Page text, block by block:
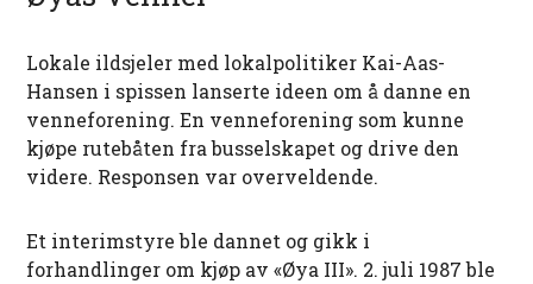
Lokale ildsjeler med lokalpolitiker Kai-Aas-
Hansen i spissen lanserte ideen om å danne en
venneforening. En venneforening som kunne
kjøpe rutebåten fra busselskapet og drive den
videre. Responsen var overveldende.
Et interimstyre ble dannet og gikk i
forhandlinger om kjøp av «Øya III». 2. juli 1987 ble